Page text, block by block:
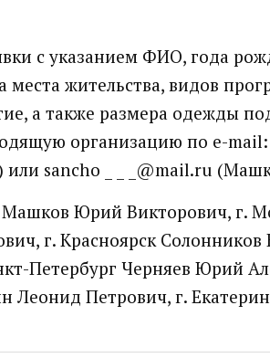
с указанием ФИО, года
места жительства, видов
а также размера одежды
организацию по e-
или sancho _ _ _@mail.ru
Машков Юрий Викторович, г.
г. Красноярск Солонников
Петербург Черняев Юрий
Петрович, г.